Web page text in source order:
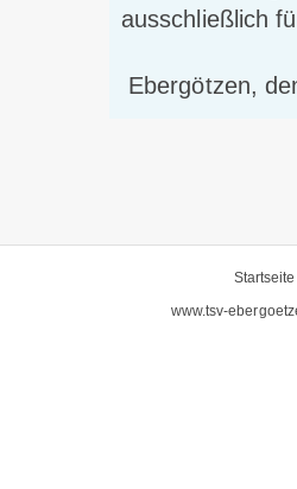
ausschließlich
Ebergötzen,
Startseite
www.tsv-